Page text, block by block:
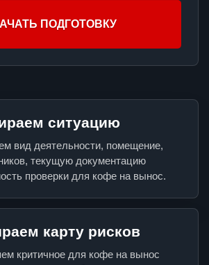
ПОДГОТОВКУ
ситуацию
вид деятельности, помещение,
текущую документацию
проверки для кофе на вынос.
карту рисков
критичное для кофе на вынос